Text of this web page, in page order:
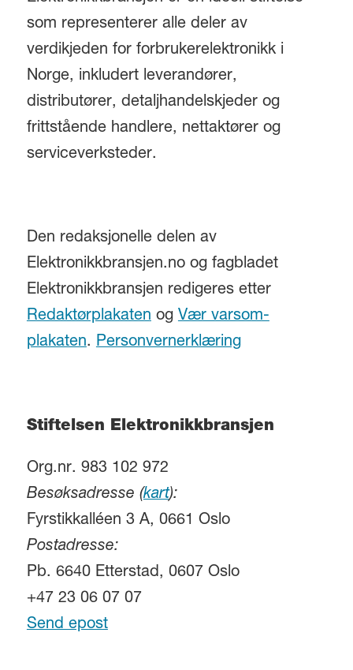
som representerer alle deler av
verdikjeden for forbrukerelektronikk i
Norge, inkludert leverandører,
distributører, detaljhandelskjeder og
frittstående handlere, nettaktører og
serviceverksteder.
Den redaksjonelle delen av
Elektronikkbransjen.no og fagbladet
Elektronikkbransjen redigeres etter
Redaktørplakatenog Vær varsom-
plakaten. Personvernerklæring
Stiftelsen Elektronikkbransjen
Org.nr. 983 102 972
Besøksadresse (kart):
Fyrstikkalléen 3 A, 0661 Oslo
Postadresse:
Pb. 6640 Etterstad, 0607 Oslo
+47 23 06 07 07
Send epost